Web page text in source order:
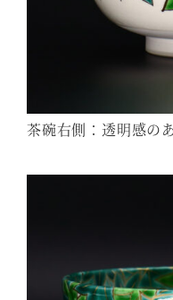
茶碗右側：透明感の